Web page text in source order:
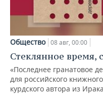
Общество 08 авг, 00:00
Стеклянное время,
«Последнее гранатовое
для российского
курдского автора из Ирака